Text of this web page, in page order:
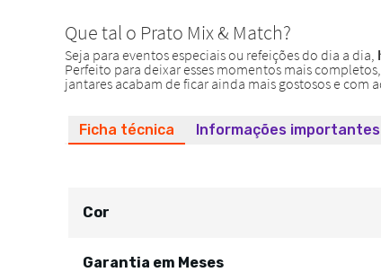
Ficha técnica Informações importantes
Cor
Garantia em Meses